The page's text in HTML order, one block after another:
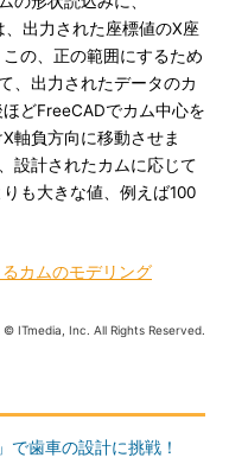
出力された座標値のX座
の、正の範囲にするため
、出力されたデータのカ
どFreeCADでカム中心を
軸負方向に移動させま
設計されたカムに応じて
も大きな値、例えば100
カムのモデリング
ITmedia, Inc. All Rights Reserved.
で歯車の設計に挑戦！